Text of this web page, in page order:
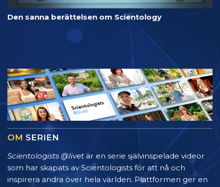
Den sanna berättelsen om Scientology
OM SERIEN
Scientologists @livet är en serie självinspelade videor
som har skapats av Scientologists för att nå och
inspirera andra över hela världen. Plattformen ger en